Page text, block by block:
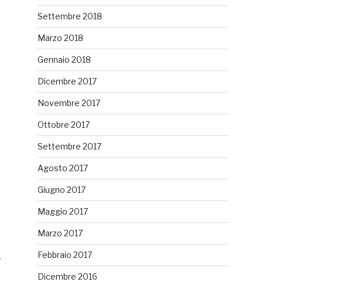
Settembre 2018
Marzo 2018
Gennaio 2018
Dicembre 2017
Novembre 2017
Ottobre 2017
Settembre 2017
Agosto 2017
Giugno 2017
Maggio 2017
Marzo 2017
Febbraio 2017
Dicembre 2016